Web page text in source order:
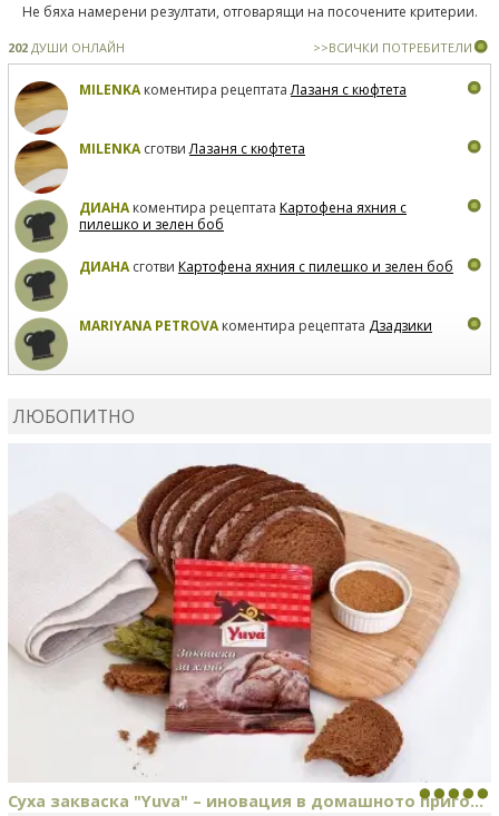
Не бяха намерени резултати, отговарящи на посочените критерии.
202 ДУШИ ОНЛАЙН >>ВСИЧКИ ПОТРЕБИТЕЛИ
MILENKAкоментира рецептатаЛазаня с кюфтета
MILENKAсготвиЛазаня с кюфтета
ДИАНАкоментира рецептата Картофена яхния с
пилешко и зелен боб
ДИАНАсготви Картофена яхния с пилешко и зелен боб
MARIYANA PETROVAкоментира рецептата Дзадзики
ЛЮБОПИТНО
Суха закваска "Yuva" – иновация в домашното приго...